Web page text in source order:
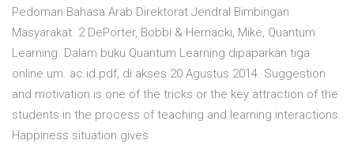
Pedoman Bahasa Arab Direktorat Jendral Bimbingan
Masyarakat. 2 DePorter, Bobbi & Hernacki, Mike, Quantum
Learning. Dalam buku Quantum Learning dipaparkan tiga
online.um. ac.id.pdf, di akses 20 Agustus 2014. Suggestion
and motivation is one of the tricks or the key attraction of the
students in the process of teaching and learning interactions.
Happiness situation gives